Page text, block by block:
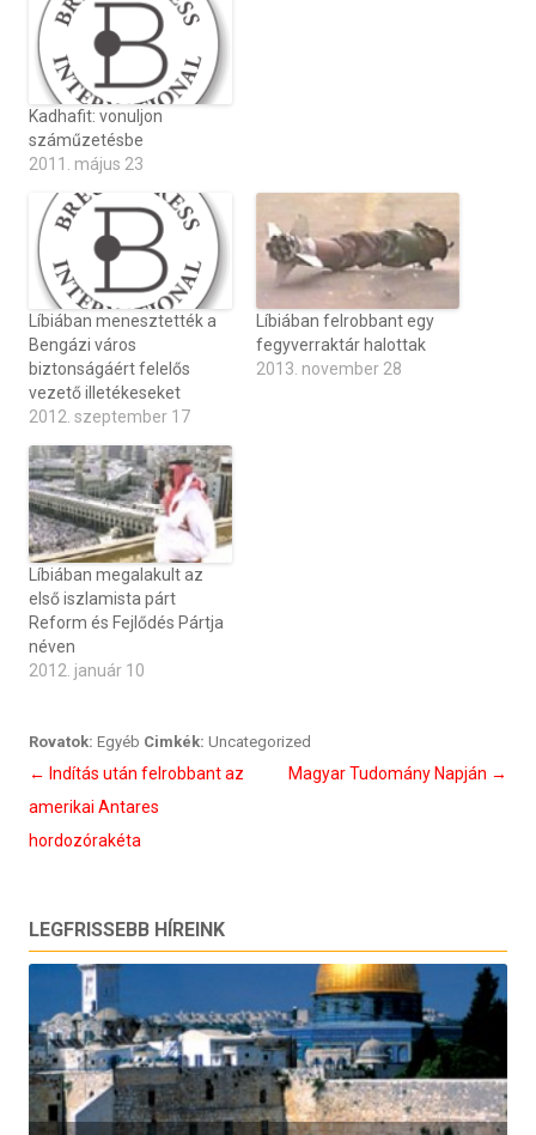
Kadhafit: vonuljon
száműzetésbe
2011. május 23
Líbiában menesztették a
Bengázi város
biztonságáért felelős
vezető illetékeseket
2012. szeptember 17
Líbiában felrobbant egy
fegyverraktár halottak
2013. november 28
Líbiában megalakult az
első iszlamista párt
Reform és Fejlődés Pártja
néven
2012. január 10
Rovatok: Egyéb Cimkék: Uncategorized
Bejegyzés
navigáció
← Indítás után felrobbant az
amerikai Antares
hordozórakéta
Magyar Tudomány Napján →
LEGFRISSEBB HÍREINK